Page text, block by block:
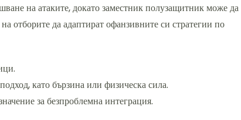
на атаките, докато заместник полузащитник може да
отборите да адаптират офанзивните си стратегии по
като бързина или физическа сила.
за безпроблемна интеграция.